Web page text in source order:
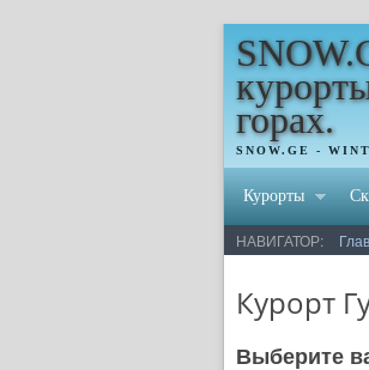
горах.
SNOW.GE -
Курорты
НАВИГАТОР:
Курорт
Выберите